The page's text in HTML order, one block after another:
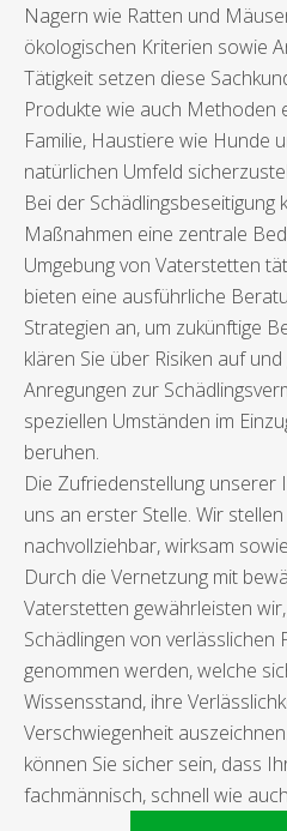
Nagern wie Ratten und
ökologischen Kriterien sowie
Tätigkeit setzen diese
Produkte wie auch Methoden
Familie, Haustiere wie Hunde
natürlichen Umfeld
Bei der Schädlingsbeseitigung
Maßnahmen eine zentrale
Umgebung von Vaterstetten
bieten eine ausführliche
Strategien an, um zukünftige
klären Sie über Risiken auf
Anregungen zur
speziellen Umständen im
beruhen.
Die Zufriedenstellung
uns an erster Stelle. Wir
nachvollziehbar, wirksam
Durch die Vernetzung mit
Vaterstetten gewährleisten
Schädlingen von verlässlichen
genommen werden, welche
Wissensstand, ihre
Verschwiegenheit
können Sie sicher sein, dass
fachmännisch, schnell wie